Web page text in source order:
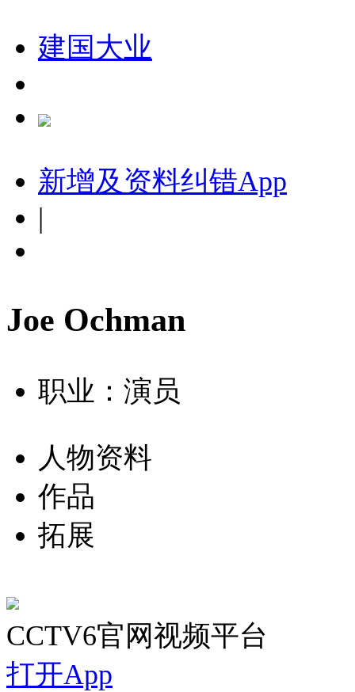
建国大业
新增及资料纠错App
|
Joe Ochman
职业：演员
人物资料
作品
拓展
CCTV6官网视频平台
打开App